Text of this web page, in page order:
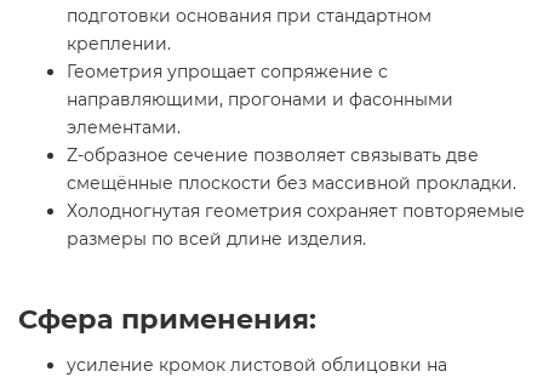
подготовки основания при стандартном
креплении.
Геометрия упрощает сопряжение с
направляющими, прогонами и фасонными
элементами.
Z-образное сечение позволяет связывать две
смещённые плоскости без массивной прокладки.
Холодногнутая геометрия сохраняет повторяемые
размеры по всей длине изделия.
Сфера применения:
усиление кромок листовой облицовки на